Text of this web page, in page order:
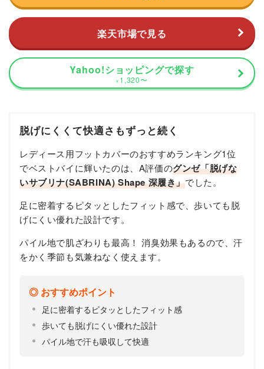
楽天市場で見る
Yahoo!ショッピングで探す
¥ 1,320〜
脱げにくくて快適さもずっと続く
レディース用フットカバーのおすすめランキング1位
でベストバイに輝いたのは、A評価のグンゼ「脱げな
いサブリナ(SABRINA) Shape 深履き」でした。
足に密着するピタッとしたフィット感で、歩いても脱
げにくい優れた設計です。
パイル地で肌ざわりも最高！ 消臭効果もあるので、汗
をかく季節も気兼ねなく使えます。
おすすめポイント
足に密着するピタッとしたフィット感
歩いても脱げにくい優れた設計
パイル地で汗も吸収して快適